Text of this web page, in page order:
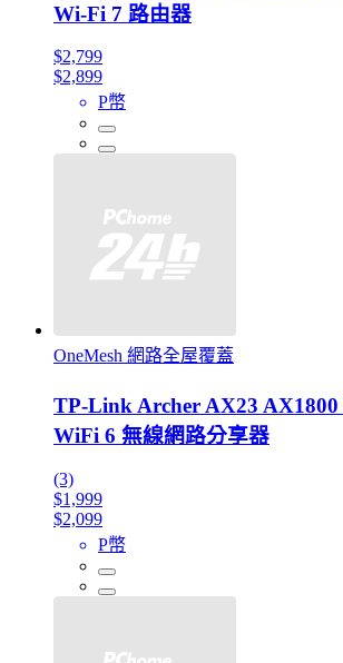
Wi-Fi 7 路由器
$2,799
$2,899
P幣
OneMesh 網路全屋覆蓋
TP-Link Archer AX23 AX1800
WiFi 6 無線網路分享器
(3)
$1,999
$2,099
P幣